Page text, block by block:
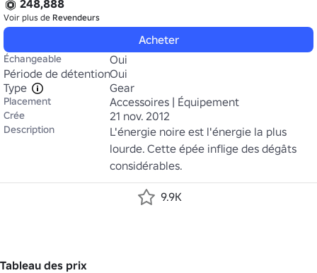
248,888
Voir plus de Revendeurs
Acheter
Échangeable
Oui
Période de détentionOui
Type
Gear
Placement Accessoires | Équipement
Crée 21 nov. 2012
Description
L'énergie noire est l'énergie la plus
lourde. Cette épée inflige des dégâts
considérables.
9.9K
Tableau des prix